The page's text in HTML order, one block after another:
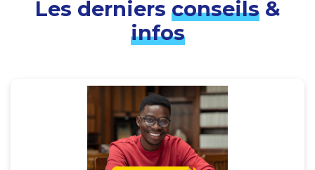
Les derniers conseils&
infos